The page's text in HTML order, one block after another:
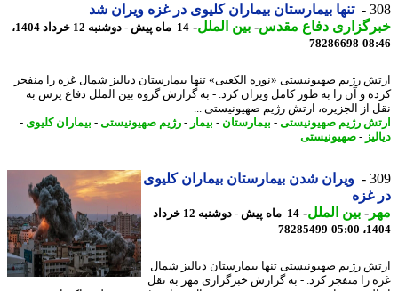
تنها بیمارستان بیماران کلیوی در غزه ویران شد
دفاع مقدس-بین الملل-
14 ماه پیش - دوشنبه 12 خرداد 1404،
78286698
رژیم صهیونیستی «نوره الکعبی» تنها بیمارستان دیالیز شمال غزه را منفجر
و آن را به طور کامل ویران کرد. - به گزارش گروه بین الملل دفاع پرس به
از الجزیره، ارتش رژیم صهیونیستی ...
رژیم صهیونیستی-بیمارستان-بیمار-رژیم صهیونیستی-بیماران کلیوی-
-صهیونیستی
ویران شدن بیمارستان بیماران کلیوی
غزه
-بین الملل-
14 ماه پیش - دوشنبه 12 خرداد
78285499
رژیم صهیونیستی تنها بیمارستان دیالیز شمال
را منفجر کرد. - به گزارش خبرگزاری مهر به نقل